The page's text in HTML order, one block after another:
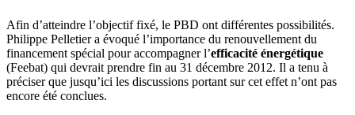
Afin d’atteindre l’objectif fixé, le PBD ont différentes possibilités.
Philippe Pelletier a évoqué l’importance du renouvellement du
financement spécial pour accompagner l’efficacité énergétique
(Feebat) qui devrait prendre fin au 31 décembre 2012. Il a tenu à
préciser que jusqu’ici les discussions portant sur cet effet n’ont pas
encore été conclues.